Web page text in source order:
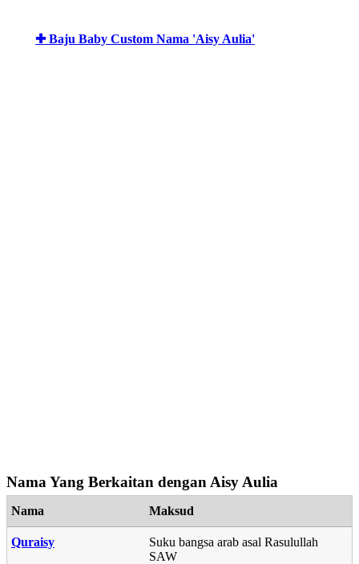
✚ Baju Baby Custom Nama 'Aisy Aulia'
Nama Yang Berkaitan dengan Aisy Aulia
Nama Maksud
Quraisy
Suku bangsa arab asal Rasulullah
SAW